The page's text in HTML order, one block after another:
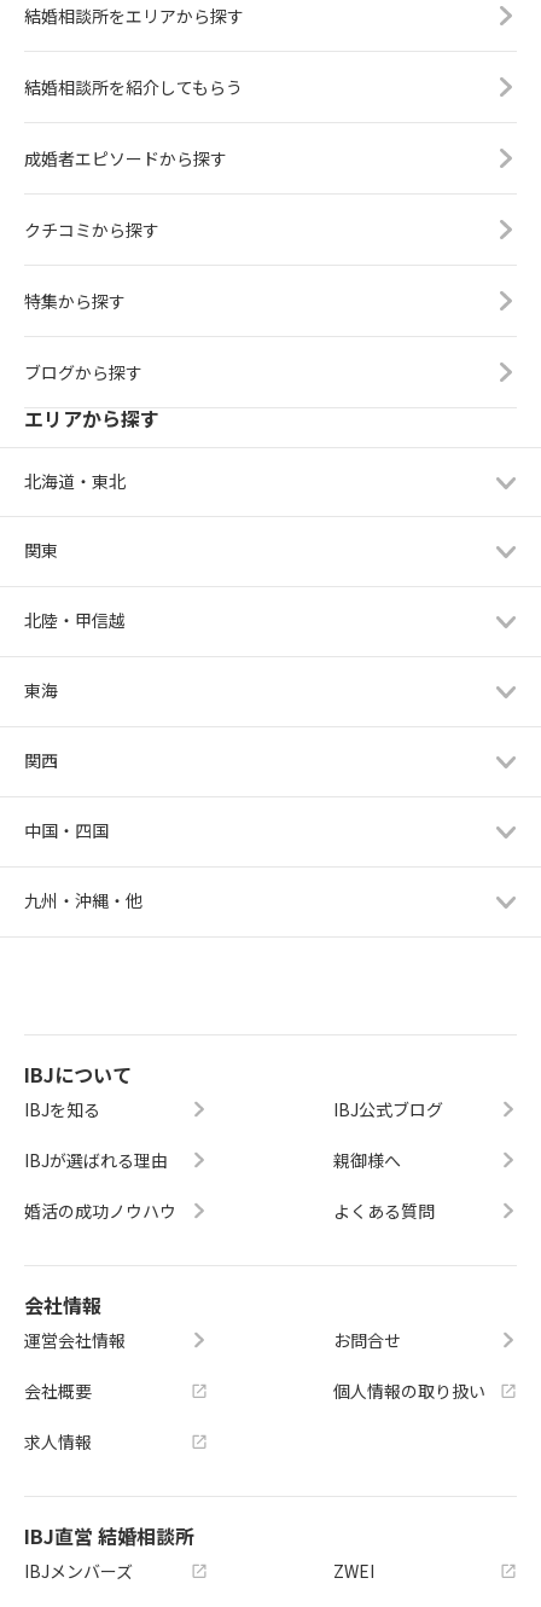
結婚相談所をエリアから探す
結婚相談所を紹介してもらう
成婚者エピソードから探す
クチコミから探す
特集から探す
ブログから探す
エリアから探す
北海道・東北
関東
北陸・甲信越
東海
関西
中国・四国
九州・沖縄・他
IBJについて
IBJを知る
IBJが選ばれる理由
婚活の成功ノウハウ
IBJ公式ブログ
親御様へ
よくある質問
会社情報
運営会社情報
会社概要
求人情報
お問合せ
個人情報の取り扱い
IBJ直営 結婚相談所
IBJメンバーズ ZWEI